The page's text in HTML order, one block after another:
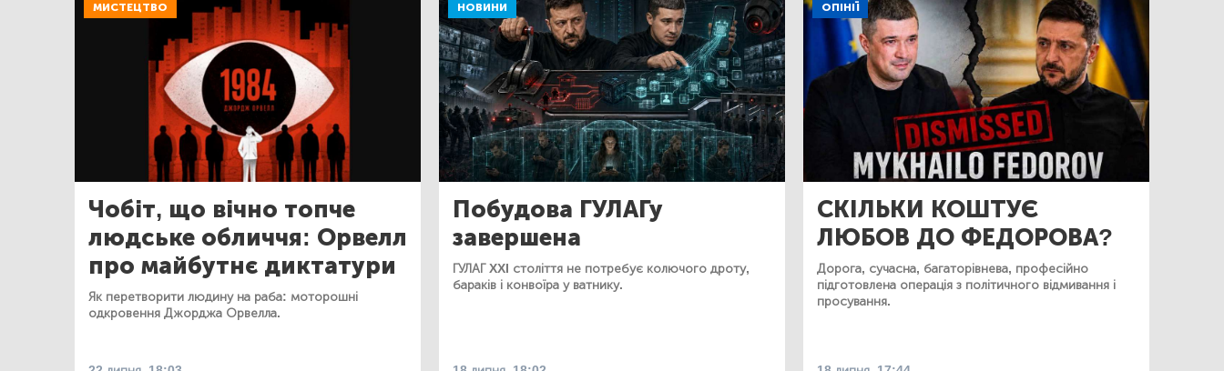
МИСТЕЦТВО
Чобіт, що вічно топче
людське обличчя: Орвелл
про майбутнє диктатури
Як перетворити людину на раба: моторошні
одкровення Джорджа Орвелла.
НОВИНИ
Побудова ГУЛАГу
завершена
ГУЛАГ XXI століття не потребує колючого дроту,
бараків і конвоїра у ватнику.
ОПІНІЇ
СКІЛЬКИ КОШТУЄ
ЛЮБОВ ДО ФЕДОРОВА?
Дорога, сучасна, багаторівнева, професійно
підготовлена операція з політичного відмивання і
просування.